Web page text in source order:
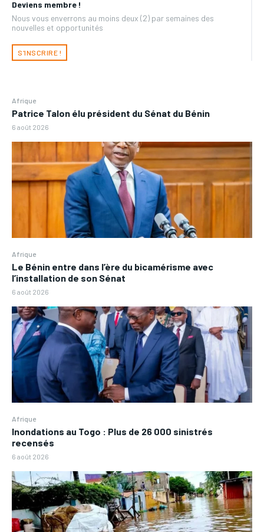
Deviens membre !
Nous vous enverrons au moins deux (2) par semaines des
nouvelles et opportunités
S'INSCRIRE !
Afrique
Patrice Talon élu président du Sénat du Bénin
6 août 2026
Afrique
Le Bénin entre dans l’ère du bicamérisme avec
l’installation de son Sénat
6 août 2026
Afrique
Inondations au Togo : Plus de 26 000 sinistrés
recensés
6 août 2026